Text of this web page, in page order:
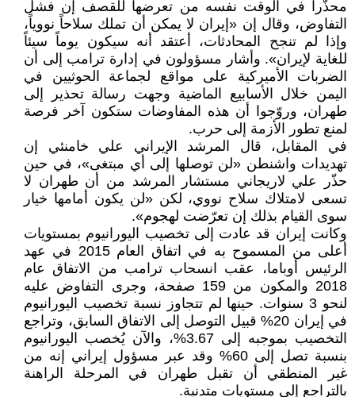
محذّراً في الوقت نفسه من تعرضها للقصف إن فشل
التفاوض، وقال إن «إيران لا يمكن أن تملك سلاحاً نووياً،
وإذا لم تنجح المحادثات، أعتقد أنه سيكون يوماً سيئاً
للغاية لإيران». وأشار مسؤولون في إدارة ترامب إلى أن
الضربات الأميركية على مواقع لجماعة الحوثيين في
اليمن خلال الأسابيع الماضية وجهت رسالة تحذير إلى
طهران، وروّجوا أن هذه المفاوضات ستكون آخر فرصة
لمنع تطور الأزمة إلى حرب.
في المقابل، قال المرشد الإيراني علي خامنئي إن
تهديدات واشنطن «لن توصلها إلى أي مبتغى»، في حين
حذّر علي لاريجاني مستشار المرشد من أن طهران لا
تسعى لامتلاك سلاح نووي، لكن «لن يكون أمامها خيار
سوى القيام بذلك إن تعرّضت لهجوم».
وكانت إيران قد عادت إلى تخصيب اليورانيوم بمستويات
أعلى من المسموح به في اتفاق العام 2015 في عهد
الرئيس أوباما، عقب انسحاب ترامب من الاتفاق عام
2018 والمكون من 159 صفحة، وجرى التفاوض عليه
لنحو 3 سنوات. حينها لم تتجاوز نسبة تخصيب اليورانيوم
في إيران 20% قبيل التوصل إلى الاتفاق السابق، وتراجع
التخصيب بموجبه إلى 3.67%، والآن يُخصب اليورانيوم
بنسبة تصل إلى 60% وقد عبر مسؤول إيراني إنه من
غير المنطقي أن تقبل طهران في المرحلة الراهنة
بالتراجع إلى مستويات متدنية.